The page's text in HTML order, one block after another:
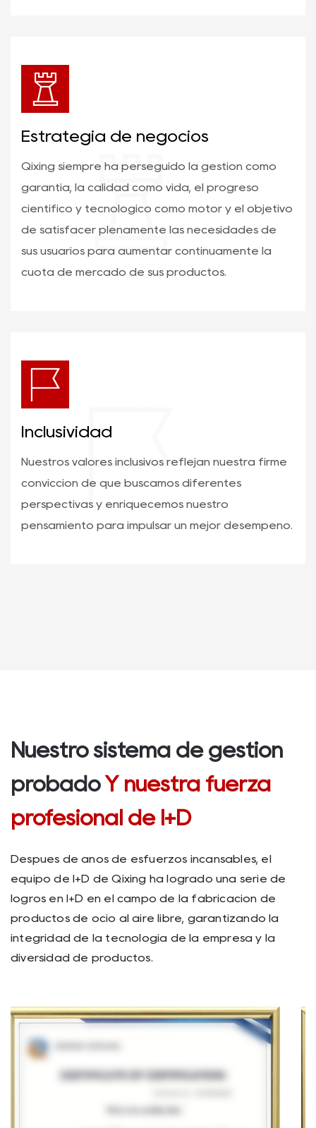
Estrategia de negocios
Qixing siempre ha perseguido la gestión como
garantía, la calidad como vida, el progreso
científico y tecnológico como motor y el objetivo
de satisfacer plenamente las necesidades de
sus usuarios para aumentar continuamente la
cuota de mercado de sus productos.
Inclusividad
Nuestros valores inclusivos reflejan nuestra firme
convicción de que buscamos diferentes
perspectivas y enriquecemos nuestro
pensamiento para impulsar un mejor desempeño.
Nuestro sistema de gestión
probado Y nuestra fuerza
profesional de I+D
Después de años de esfuerzos incansables, el
equipo de I+D de Qixing ha logrado una serie de
logros en I+D en el campo de la fabricación de
productos de ocio al aire libre, garantizando la
integridad de la tecnología de la empresa y la
diversidad de productos.